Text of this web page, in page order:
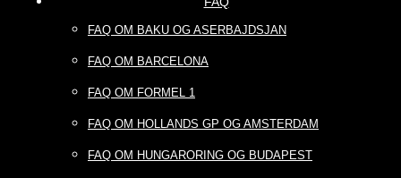
FAQ OM BAKU OG ASERBAJDSJAN
FAQ OM BARCELONA
FAQ OM FORMEL 1
FAQ OM HOLLANDS GP OG AMSTERDAM
FAQ OM HUNGARORING OG BUDAPEST